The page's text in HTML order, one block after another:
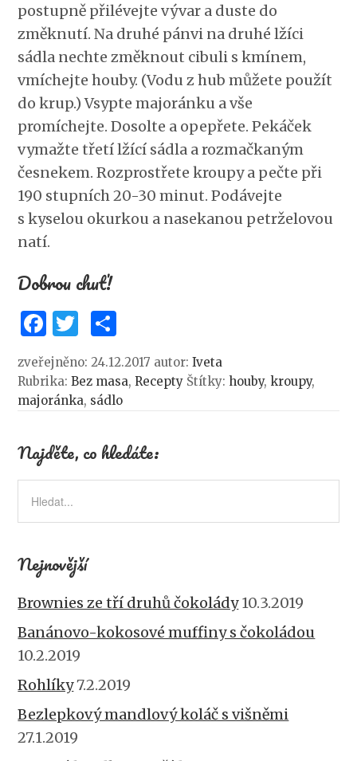
postupně přilévejte vývar a duste do
změknutí. Na druhé pánvi na druhé lžíci
sádla nechte změknout cibuli s kmínem,
vmíchejte houby. (Vodu z hub můžete použít
do krup.) Vsypte majoránku a vše
promíchejte. Dosolte a opepřete. Pekáček
vymažte třetí lžící sádla a rozmačkaným
česnekem. Rozprostřete kroupy a pečte při
190 stupních 20-30 minut. Podávejte
s kyselou okurkou a nasekanou petrželovou
natí.
Dobrou chuť!
F
a
c
e
o
o
k
T
w
it
te
h
ar
e
zveřejněno: 24.12.2017 autor:Iveta
Rubrika:Bez masa,Recepty Štítky: houby, kroupy,
majoránka, sádlo
Najděte, co hledáte:
Nejnovější
Brownies ze tří druhů čokolády10.3.2019
Banánovo-kokosové muffiny s čokoládou
10.2.2019
Rohlíky7.2.2019
Bezlepkový mandlový koláč s višněmi
27.1.2019